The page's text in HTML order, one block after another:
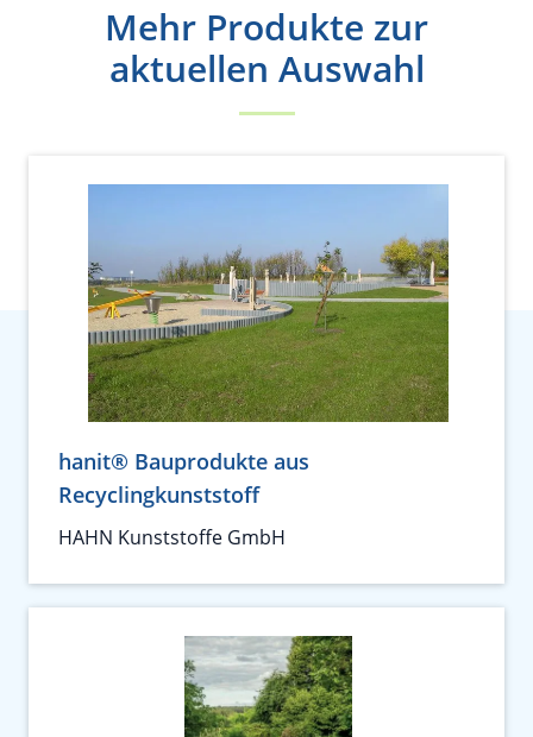
Mehr Produkte zur
aktuellen Auswahl
hanit® Bauprodukte aus
Recyclingkunststoff
HAHN Kunststoffe GmbH